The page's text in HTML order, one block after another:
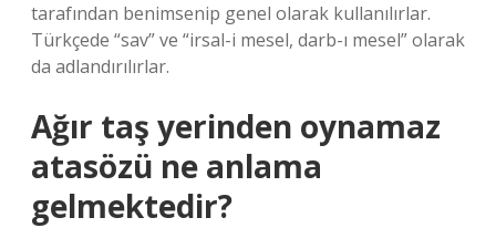
tarafından benimsenip genel olarak kullanılırlar.
Türkçede “sav” ve “irsal-i mesel, darb-ı mesel” olarak
da adlandırılırlar.
Ağır taş yerinden oynamaz
atasözü ne anlama
gelmektedir?